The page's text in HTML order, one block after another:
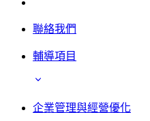
聯絡我們
輔導項目
企業管理與經營優化